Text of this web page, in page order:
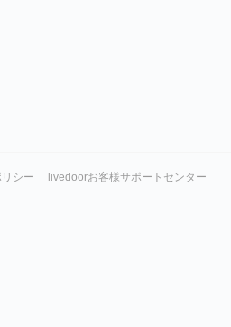
シー livedoorお客様サポートセンター